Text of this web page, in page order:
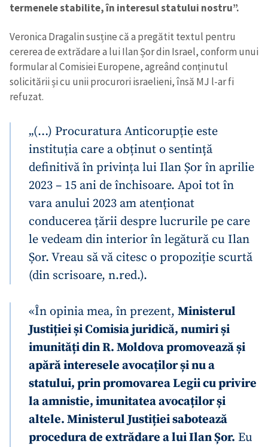
termenele stabilite, în interesul statului nostru”.
Veronica Dragalin susține că a pregătit textul pentru
cererea de extrădare a lui Ilan Șor din Israel, conform unui
formular al Comisiei Europene, agreând conținutul
solicitării și cu unii procurori israelieni, însă MJ l-ar fi
refuzat.
„(…) Procuratura Anticorupție este
instituția care a obținut o sentință
definitivă în privința lui Ilan Șor în aprilie
2023 – 15 ani de închisoare. Apoi tot în
vara anului 2023 am atenționat
conducerea țării despre lucrurile pe care
le vedeam din interior în legătură cu Ilan
Șor. Vreau să vă citesc o propoziție scurtă
(din scrisoare, n.red.).
«În opinia mea, în prezent, Ministerul
Justiției și Comisia juridică, numiri și
imunități din R. Moldova promovează și
apără interesele avocaților și nu a
statului, prin promovarea Legii cu privire
la amnistie, imunitatea avocaților și
altele. Ministerul Justiției sabotează
procedura de extrădare a lui Ilan Șor. Eu